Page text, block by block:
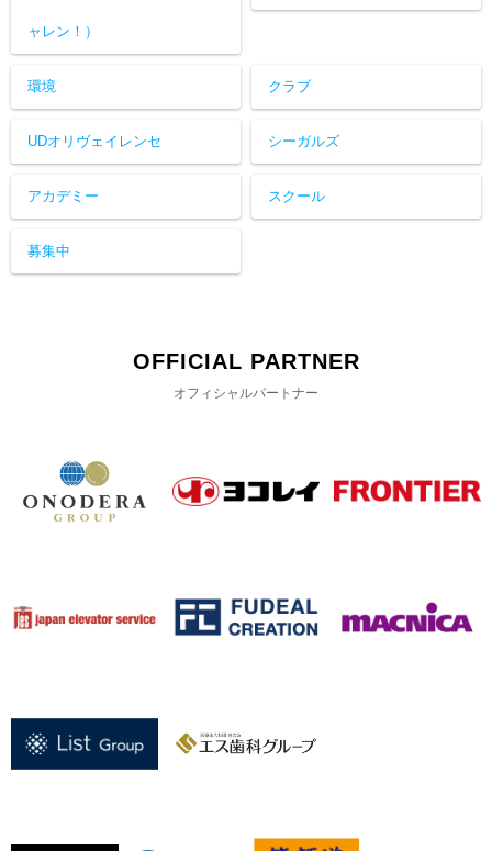
ャレン！）
環境 クラブ
UDオリヴェイレンセ シーガルズ
アカデミー スクール
募集中
OFFICIAL PARTNER
オフィシャルパートナー